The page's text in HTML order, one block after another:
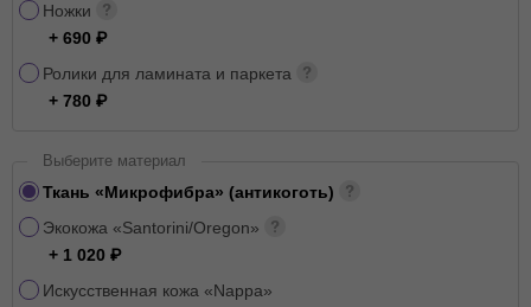
Ножки
+ 690
Ролики для ламината и паркета
+ 780
Выберите материал
Ткань «Микрофибра» (антикоготь)
Экокожа «Santorini/Oregon»
+ 1 020
Искусственная кожа «Nappa»